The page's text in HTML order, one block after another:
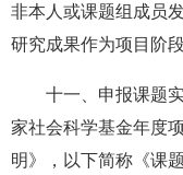
非本人或课题组成员
研究成果作为项目阶
十一、申报课题
家社会科学基金年度
明》，以下简称《课